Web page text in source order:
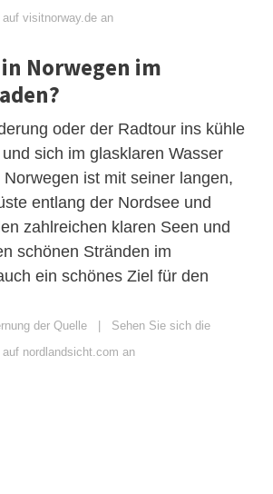
visitnorway.de an
Norwegen im
oder der Radtour ins kühle
sich im glasklaren Wasser
ist mit seiner langen,
entlang der Nordsee und
zahlreichen klaren Seen und
schönen Stränden im
ein schönes Ziel für den
der Quelle
Sehen Sie sich die
nordlandsicht.com an